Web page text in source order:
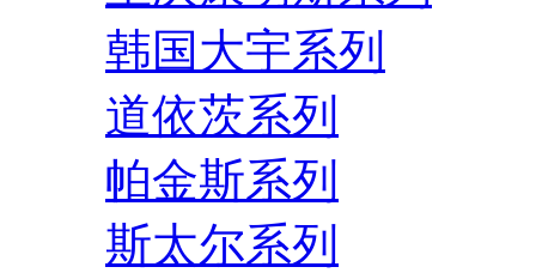
韩国大宇系列
道依茨系列
帕金斯系列
斯太尔系列